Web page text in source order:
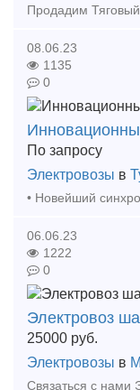
08.06.23
1135
0
По запросу
Электровозы в
06.06.23
1222
0
Электровоз
25000 руб.
Электровозы в